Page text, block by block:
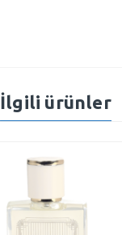
İlgili ürünler